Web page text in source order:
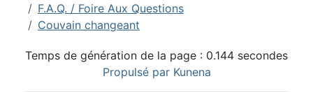
F.A.Q. / Foire Aux Questions
Couvain changeant
Temps de génération de la page : 0.144 secondes
Propulsé par Kunena